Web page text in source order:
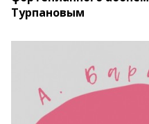
Турпановым